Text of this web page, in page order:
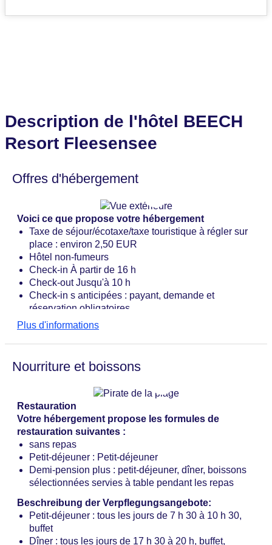
Description de l'hôtel BEECH
Resort Fleesensee
Offres d'hébergement
Voici ce que propose votre hébergement
Taxe de séjour/écotaxe/taxe touristique à régler sur
place : environ 2,50 EUR
Hôtel non-fumeurs
Check-in À partir de 16 h
Check-out Jusqu'à 10 h
Check-in s anticipées : payant, demande et
réservation obligatoires
Check-out s de dernière minute : paiement en
demande et réservation obligatoires
Ouverture de l'hôtel : 2020
Dernière rénovation complète : 2021
Réception : tous les jours de 00 h 00 à 22 h 45,
coffre-fort de l'hôtel : gratuit
Accueil des visiteurs : langues : allemand, anglais
Jardin d'hiver
Jardin, terrasse ensoleillée
Piscine « Aquafun Fleesensee » : janvier -
décembre, accès gratuit, Indoor, eau douce,
couverte, chauffée, nombre de toboggans
aquatiques : 1, janvier - décembre, accès gratuit,
pataugeoire intégrée, avec bassin extérieur, transats
Serviettes de bain : payantes
Boutique de souvenirs, supérette
Internet : Wi-Fi, dans tout l'hôtel (complexe) : gratuit
Plus d'informations
Nourriture et boissons
Restauration
Votre hébergement propose les formules de
restauration suivantes :
sans repas
Petit-déjeuner : Petit-déjeuner
Demi-pension plus : petit-déjeuner, dîner, boissons
sélectionnées servies à table pendant les repas
Beschreibung der Verpflegungsangebote:
Petit-déjeuner : tous les jours de 7 h 30 à 10 h 30,
buffet
Dîner : tous les jours de 17 h 30 à 20 h, buffet,